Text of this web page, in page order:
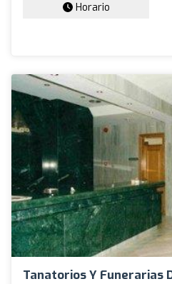
Horario
Tanatorios Y Funerarias